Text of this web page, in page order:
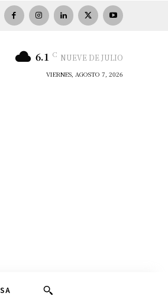
6.1 C NUEVE DE JULIO
VIERNES, AGOSTO 7, 2026